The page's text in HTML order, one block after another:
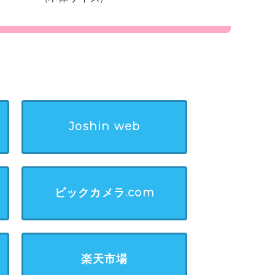
Joshin web
ビックカメラ.com
楽天市場